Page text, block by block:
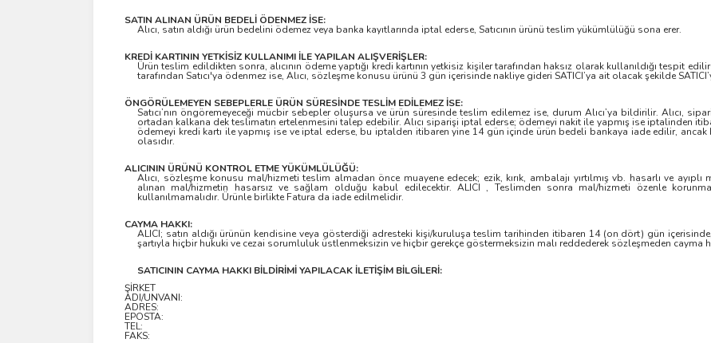
SATIN ALINAN ÜRÜN BEDELİ ÖDENMEZ İSE:
Alıcı, satın aldığı ürün bedelini ödemez veya banka kayıtlarında iptal ederse, Satıcının ürünü teslim yükümlülüğü sona erer.
KREDİ KARTININ YETKİSİZ KULLANIMI İLE YAPILAN ALIŞVERİŞLER:
Ürün teslim edildikten sonra, alıcının ödeme yaptığı kredi kartının yetkisiz kişiler tarafından haksız olarak kullanıldığı tespit
tarafından Satıcı'ya ödenmez ise, Alıcı, sözleşme konusu ürünü 3 gün içerisinde nakliye gideri SATICI’ya ait olacak şekilde
ÖNGÖRÜLEMEYEN SEBEPLERLE ÜRÜN SÜRESİNDE TESLİM EDİLEMEZ İSE:
Satıcı’nın öngöremeyeceği mücbir sebepler oluşursa ve ürün süresinde teslim edilemez ise, durum Alıcı’ya bildirilir. Alıcı,
ortadan kalkana dek teslimatın ertelenmesini talep edebilir. Alıcı siparişi iptal ederse; ödemeyi nakit ile yapmış ise iptalinden
ödemeyi kredi kartı ile yapmış ise ve iptal ederse, bu iptalden itibaren yine 14 gün içinde ürün bedeli bankaya iade edilir, ancak
olasıdır.
ALICININ ÜRÜNÜ KONTROL ETME YÜKÜMLÜLÜĞÜ:
Alıcı, sözleşme konusu mal/hizmeti teslim almadan önce muayene edecek; ezik, kırık, ambalajı yırtılmış vb. hasarlı ve
alınan mal/hizmetin hasarsız ve sağlam olduğu kabul edilecektir. ALICI , Teslimden sonra mal/hizmeti özenle
kullanılmamalıdır. Ürünle birlikte Fatura da iade edilmelidir.
CAYMA HAKKI:
ALICI; satın aldığı ürünün kendisine veya gösterdiği adresteki kişi/kuruluşa teslim tarihinden itibaren 14 (on dört) gün
şartıyla hiçbir hukuki ve cezai sorumluluk üstlenmeksizin ve hiçbir gerekçe göstermeksizin malı reddederek sözleşmeden cayma
SATICININ CAYMA HAKKI BİLDİRİMİ YAPILACAK İLETİŞİM BİLGİLERİ:
ŞİRKET
ADI/UNVANI:
ADRES:
EPOSTA:
TEL:
FAKS: